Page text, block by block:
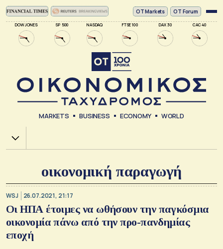
DOW JONES SP 500 NASDAQ FTSE 100 DAX 30 CAC 40
ΟΤ Markets OT Forum
MARKETS BUSINESS ECONOMY WORLD
Χ.Α.
οικονομική παραγωγή
WSJ 26.07.2021, 21:17
Oι ΗΠΑ έτοιμες να ωθήσουν την παγκόσμια
οικονομία πάνω από την προ-πανδημίας
εποχή